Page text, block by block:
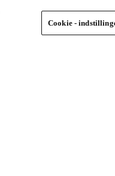
Cookie -